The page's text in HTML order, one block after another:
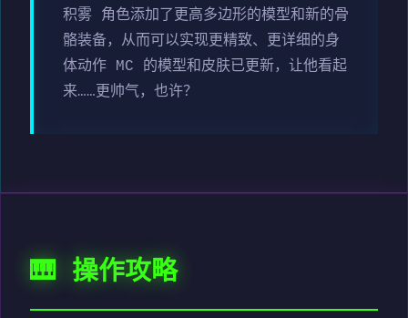
积雾 角色添加了更高多边形的模型和新的骨
骼装备，从而可以实现更精致、更详细的身
体动作 MC 的模型和皮肤已更新，让他看起
来……更帅气，也许？
🎹 操作攻略